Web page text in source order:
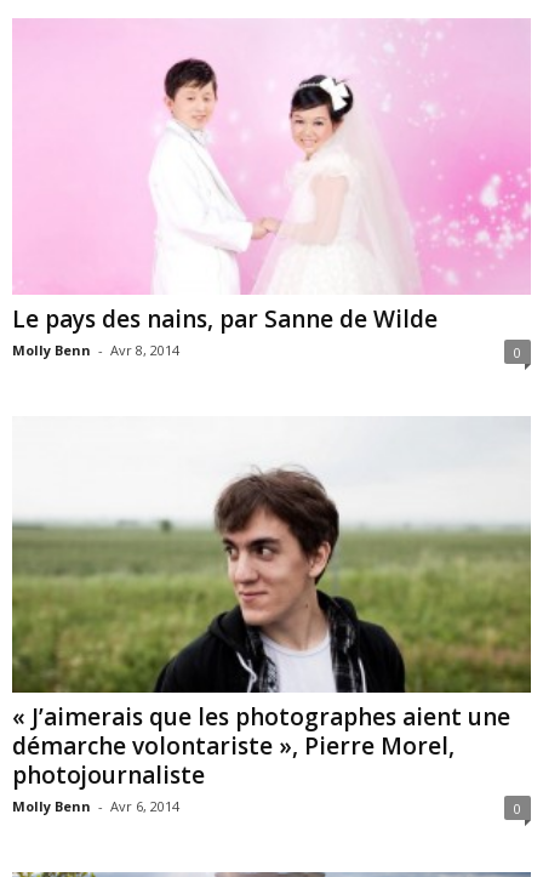
Le pays des nains, par Sanne de Wilde
Molly Benn - Avr 8, 2014 0
« J’aimerais que les photographes aient une
démarche volontariste », Pierre Morel,
photojournaliste
Molly Benn - Avr 6, 2014 0